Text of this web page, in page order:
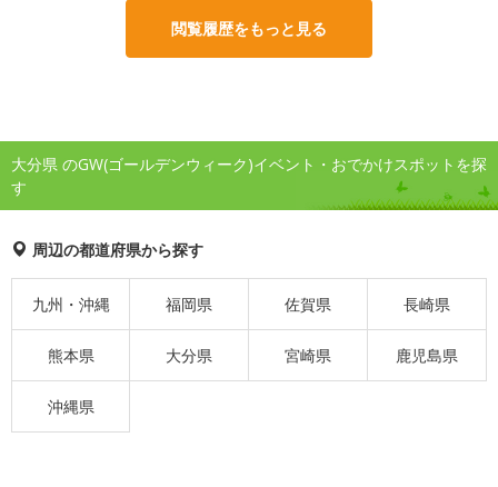
閲覧履歴をもっと見る
大分県 のGW(ゴールデンウィーク)イベント・おでかけスポットを探
す
周辺の都道府県から探す
九州・沖縄 福岡県 佐賀県 長崎県
熊本県 大分県 宮崎県 鹿児島県
沖縄県